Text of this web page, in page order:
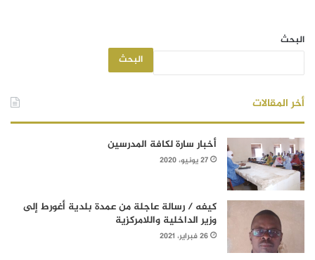
البحث
البحث
أخر المقالات
أخبار سارة لكافة المدرسين
27 يونيو، 2020
كيفه / رسالة عاجلة من عمدة بلدية أغورط إلى
وزير الداخلية واللامركزية
26 فبراير، 2021